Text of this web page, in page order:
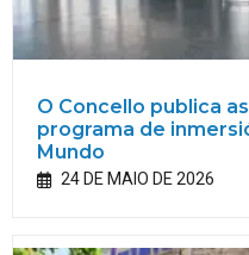
O Concello publica
programa de
Mundo
24 DE MAIO DE 2026